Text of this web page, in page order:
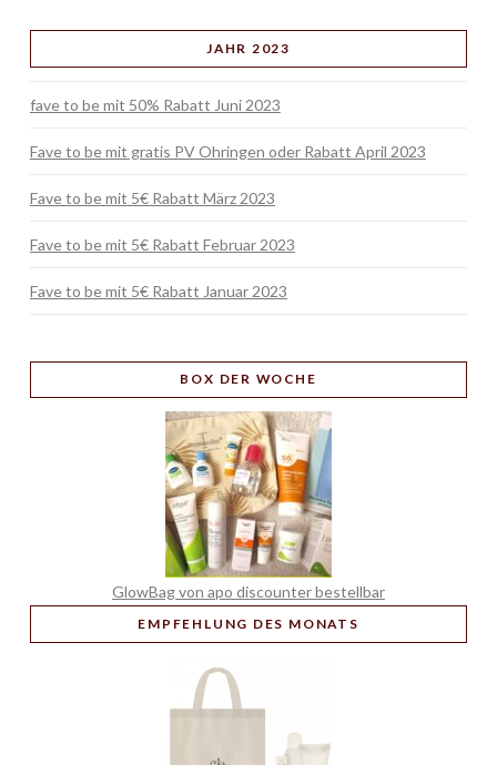
JAHR 2023
fave to be mit 50% Rabatt Juni 2023
Fave to be mit gratis PV Ohringen oder Rabatt April 2023
Fave to be mit 5€ Rabatt März 2023
Fave to be mit 5€ Rabatt Februar 2023
Fave to be mit 5€ Rabatt Januar 2023
BOX DER WOCHE
GlowBag von apo discounter bestellbar
EMPFEHLUNG DES MONATS